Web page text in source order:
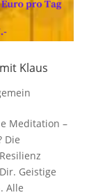
Klaus
Meditation –
Die
Geistige
Alle